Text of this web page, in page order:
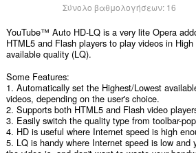
Σύνολο βαθμολογήσεων: 16
YouTube™ Auto HD-LQ is a very lite Opera
HTML5 and Flash players to play videos in
available quality (LQ).
Some Features:
1. Automatically set the Highest/Lowest
videos, depending on the user's choice.
2. Supports both HTML5 and Flash video
3. Easily switch the quality type from toolbar-
4. HD is useful where Internet speed is high
5. LQ is handy where Internet speed is low and